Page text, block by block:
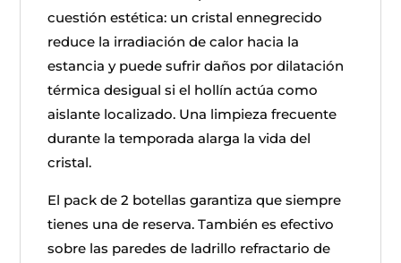
cuestión estética: un cristal ennegrecido
reduce la irradiación de calor hacia la
estancia y puede sufrir daños por dilatación
térmica desigual si el hollín actúa como
aislante localizado. Una limpieza frecuente
durante la temporada alarga la vida del
cristal.
El pack de 2 botellas garantiza que siempre
tienes una de reserva. También es efectivo
sobre las paredes de ladrillo refractario de